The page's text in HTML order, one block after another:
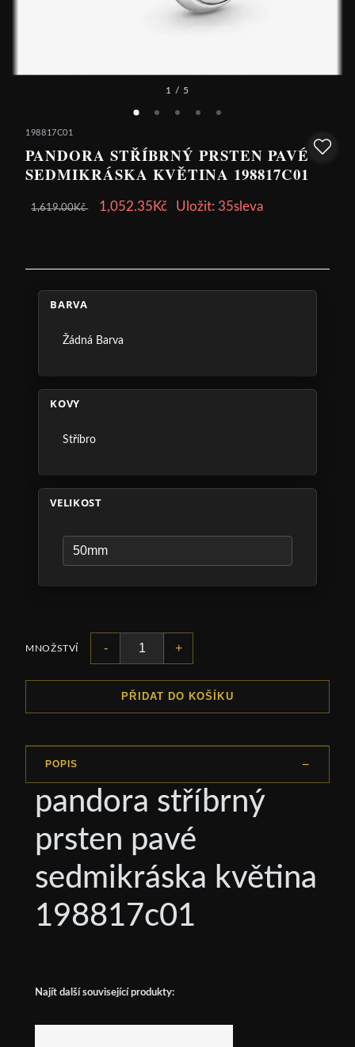
1 / 5
198817C01
PANDORA STŘÍBRNÝ PRSTEN PAVÉ
SEDMIKRÁSKA KVĚTINA 198817C01
1,619.00Kč 1,052.35Kč Uložit: 35sleva
BARVA
Žádná Barva
KOVY
Stříbro
VELIKOST
MNOŽSTVÍ - +
PŘIDAT DO KOŠÍKU
POPIS
pandora stříbrný
prsten pavé
sedmikráska květina
198817c01
Najít další související produkty: